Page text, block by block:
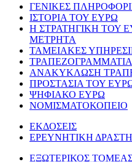
ΓΕΝΙΚΕΣ
ΙΣΤΟΡΙΑ ΤΟΥ ΕΥΡΩ
Η ΣΤΡΑΤΗΓΙΚΗ ΤΟΥ
ΜΕΤΡΗΤΑ
ΤΑΜΕΙΑΚΕΣ
ΑΝΑΚΥΚΛΩΣΗ
ΠΡΟΣΤΑΣΙΑ ΤΟΥ
ΨΗΦΙΑΚΟ ΕΥΡΩ
ΝΟΜΙΣΜΑΤΟΚΟΠΕΙΟ
ΕΚΔΟΣΕΙΣ
ΕΡΕΥΝΗΤΙΚΗ
ΕΞΩΤΕΡΙΚΟΣ